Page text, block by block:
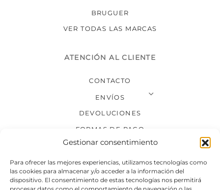
Gestionar consentimiento
Para ofrecer las mejores experiencias, utilizamos tecnologías como
las cookies para almacenar y/o acceder a la información del
dispositivo. El consentimiento de estas tecnologías nos permitirá
BRUGUER
VER TODAS LAS MARCAS
ATENCIÓN AL CLIENTE
CONTACTO
ENVÍOS
DEVOLUCIONES
FORMAS DE PAGO
SÍGUENOS